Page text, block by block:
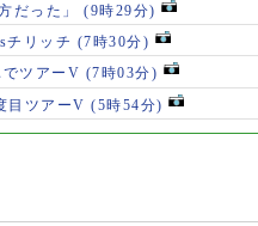
だった」 (9時29分)
チリッチ (7時30分)
ツアーV (7時03分)
目ツアーV (5時54分)